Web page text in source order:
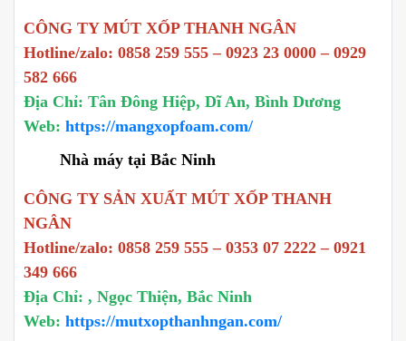
CÔNG TY MÚT XỐP THANH NGÂN
Hotline/zalo: 0858 259 555 – 0923 23 0000 – 0929
582 666
Địa Chỉ: Tân Đông Hiệp, Dĩ An, Bình Dương
Web: https://mangxopfoam.com/
Nhà máy tại Bắc Ninh
CÔNG TY SẢN XUẤT MÚT XỐP THANH
NGÂN
Hotline/zalo: 0858 259 555 – 0353 07 2222 – 0921
349 666
Địa Chỉ: , Ngọc Thiện, Bắc Ninh
Web: https://mutxopthanhngan.com/